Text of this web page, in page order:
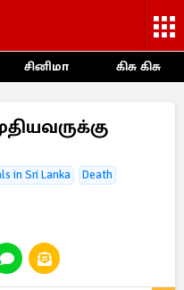
சினிமா கிசு கிசு
in Sri Lanka
Death